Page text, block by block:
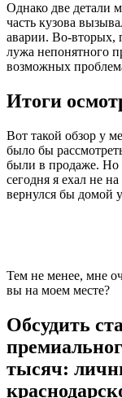
Однако две детали
часть кузова
аварии. Во-вторых,
лужа непонятного
возможных
Итоги
Вот такой обзор у
было бы
были в продаже. Но
сегодня я ехал не
вернулся бы домой
Тем не менее, мне
вы на моем месте?
Обсудить
тысяч: